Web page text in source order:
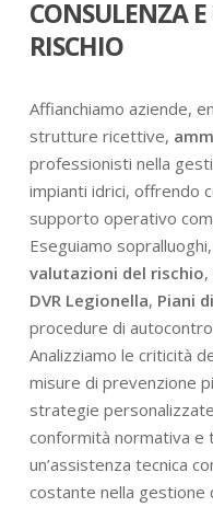
CONSULENZA
RISCHIO
Affianchiamo aziende,
strutture ricettive,
professionisti nella
impianti idrici, offrendo
supporto operativo
Eseguiamo
valutazioni del rischio
DVR Legionella, Piani
procedure di
Analizziamo le criticità
misure di prevenzione
strategie
conformità normativa e
un’assistenza tecnica
costante nella gestione